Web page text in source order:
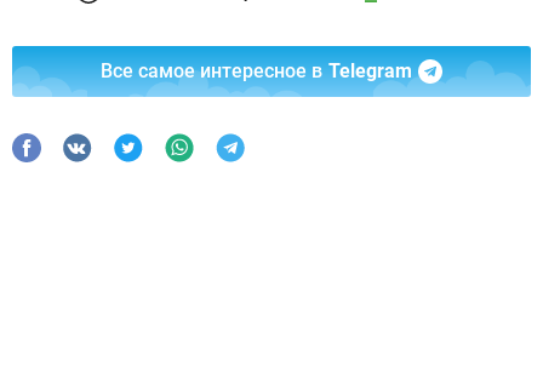
Все самое интересное в Telegram